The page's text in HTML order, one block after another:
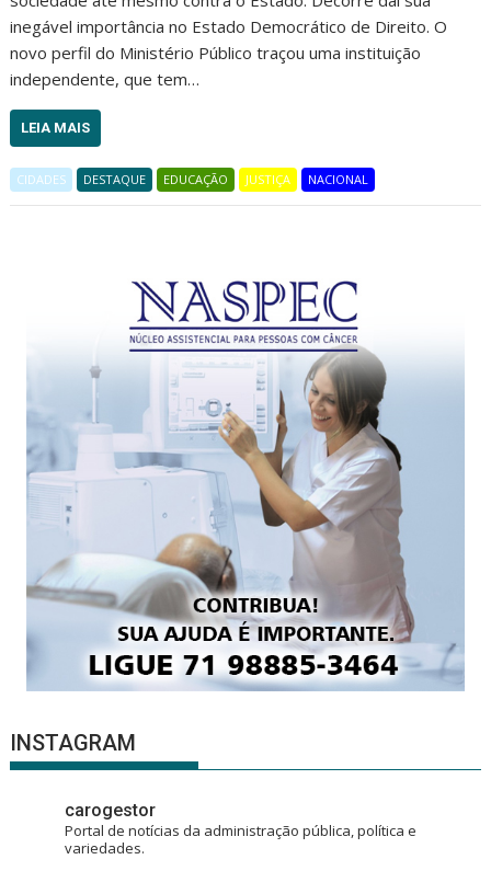
inegável importância no Estado Democrático de Direito. O
novo perfil do Ministério Público traçou uma instituição
independente, que tem…
LEIA MAIS
CIDADES DESTAQUE EDUCAÇÃO JUSTIÇA NACIONAL
INSTAGRAM
carogestor
Portal de notícias da administração pública, política e
variedades.